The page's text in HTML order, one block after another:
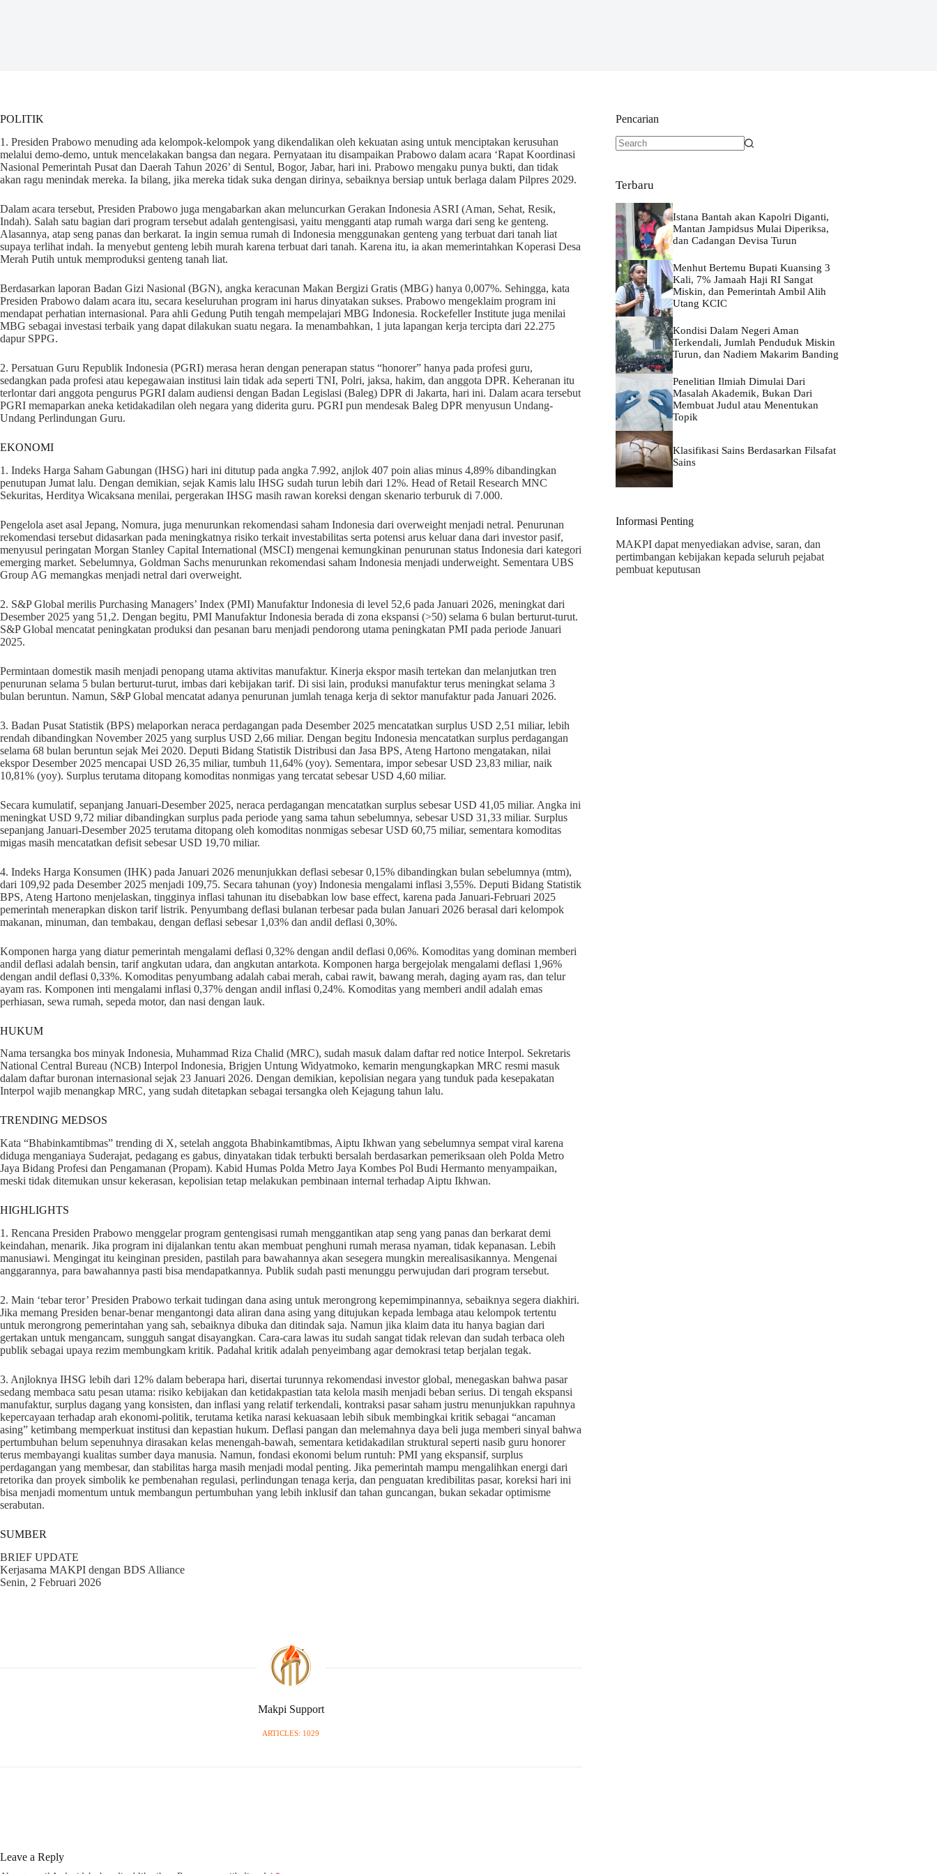
POLITIK
1. Presiden Prabowo menuding ada kelompok-kelompok yang dikendalikan oleh kekuatan asing untuk menciptakan kerusuhan
melalui demo-demo, untuk mencelakakan bangsa dan negara. Pernyataan itu disampaikan Prabowo dalam acara ‘Rapat Koordinasi
Nasional Pemerintah Pusat dan Daerah Tahun 2026’ di Sentul, Bogor, Jabar, hari ini. Prabowo mengaku punya bukti, dan tidak
akan ragu menindak mereka. Ia bilang, jika mereka tidak suka dengan dirinya, sebaiknya bersiap untuk berlaga dalam Pilpres 2029.
Dalam acara tersebut, Presiden Prabowo juga mengabarkan akan meluncurkan Gerakan Indonesia ASRI (Aman, Sehat, Resik,
Indah). Salah satu bagian dari program tersebut adalah gentengisasi, yaitu mengganti atap rumah warga dari seng ke genteng.
Alasannya, atap seng panas dan berkarat. Ia ingin semua rumah di Indonesia menggunakan genteng yang terbuat dari tanah liat
supaya terlihat indah. Ia menyebut genteng lebih murah karena terbuat dari tanah. Karena itu, ia akan memerintahkan Koperasi Desa
Merah Putih untuk memproduksi genteng tanah liat.
Berdasarkan laporan Badan Gizi Nasional (BGN), angka keracunan Makan Bergizi Gratis (MBG) hanya 0,007%. Sehingga, kata
Presiden Prabowo dalam acara itu, secara keseluruhan program ini harus dinyatakan sukses. Prabowo mengeklaim program ini
mendapat perhatian internasional. Para ahli Gedung Putih tengah mempelajari MBG Indonesia. Rockefeller Institute juga menilai
MBG sebagai investasi terbaik yang dapat dilakukan suatu negara. Ia menambahkan, 1 juta lapangan kerja tercipta dari 22.275
dapur SPPG.
2. Persatuan Guru Republik Indonesia (PGRI) merasa heran dengan penerapan status “honorer” hanya pada profesi guru,
sedangkan pada profesi atau kepegawaian institusi lain tidak ada seperti TNI, Polri, jaksa, hakim, dan anggota DPR. Keheranan itu
terlontar dari anggota pengurus PGRI dalam audiensi dengan Badan Legislasi (Baleg) DPR di Jakarta, hari ini. Dalam acara tersebut
PGRI memaparkan aneka ketidakadilan oleh negara yang diderita guru. PGRI pun mendesak Baleg DPR menyusun Undang-
Undang Perlindungan Guru.
EKONOMI
1. Indeks Harga Saham Gabungan (IHSG) hari ini ditutup pada angka 7.992, anjlok 407 poin alias minus 4,89% dibandingkan
penutupan Jumat lalu. Dengan demikian, sejak Kamis lalu IHSG sudah turun lebih dari 12%. Head of Retail Research MNC
Sekuritas, Herditya Wicaksana menilai, pergerakan IHSG masih rawan koreksi dengan skenario terburuk di 7.000.
Pengelola aset asal Jepang, Nomura, juga menurunkan rekomendasi saham Indonesia dari overweight menjadi netral. Penurunan
rekomendasi tersebut didasarkan pada meningkatnya risiko terkait investabilitas serta potensi arus keluar dana dari investor pasif,
menyusul peringatan Morgan Stanley Capital International (MSCI) mengenai kemungkinan penurunan status Indonesia dari kategori
emerging market. Sebelumnya, Goldman Sachs menurunkan rekomendasi saham Indonesia menjadi underweight. Sementara UBS
Group AG memangkas menjadi netral dari overweight.
2. S&P Global merilis Purchasing Managers’ Index (PMI) Manufaktur Indonesia di level 52,6 pada Januari 2026, meningkat dari
Desember 2025 yang 51,2. Dengan begitu, PMI Manufaktur Indonesia berada di zona ekspansi (>50) selama 6 bulan berturut-turut.
S&P Global mencatat peningkatan produksi dan pesanan baru menjadi pendorong utama peningkatan PMI pada periode Januari
2025.
Permintaan domestik masih menjadi penopang utama aktivitas manufaktur. Kinerja ekspor masih tertekan dan melanjutkan tren
penurunan selama 5 bulan berturut-turut, imbas dari kebijakan tarif. Di sisi lain, produksi manufaktur terus meningkat selama 3
bulan beruntun. Namun, S&P Global mencatat adanya penurunan jumlah tenaga kerja di sektor manufaktur pada Januari 2026.
3. Badan Pusat Statistik (BPS) melaporkan neraca perdagangan pada Desember 2025 mencatatkan surplus USD 2,51 miliar, lebih
rendah dibandingkan November 2025 yang surplus USD 2,66 miliar. Dengan begitu Indonesia mencatatkan surplus perdagangan
selama 68 bulan beruntun sejak Mei 2020. Deputi Bidang Statistik Distribusi dan Jasa BPS, Ateng Hartono mengatakan, nilai
ekspor Desember 2025 mencapai USD 26,35 miliar, tumbuh 11,64% (yoy). Sementara, impor sebesar USD 23,83 miliar, naik
10,81% (yoy). Surplus terutama ditopang komoditas nonmigas yang tercatat sebesar USD 4,60 miliar.
Secara kumulatif, sepanjang Januari-Desember 2025, neraca perdagangan mencatatkan surplus sebesar USD 41,05 miliar. Angka ini
meningkat USD 9,72 miliar dibandingkan surplus pada periode yang sama tahun sebelumnya, sebesar USD 31,33 miliar. Surplus
sepanjang Januari-Desember 2025 terutama ditopang oleh komoditas nonmigas sebesar USD 60,75 miliar, sementara komoditas
migas masih mencatatkan defisit sebesar USD 19,70 miliar.
4. Indeks Harga Konsumen (IHK) pada Januari 2026 menunjukkan deflasi sebesar 0,15% dibandingkan bulan sebelumnya (mtm),
dari 109,92 pada Desember 2025 menjadi 109,75. Secara tahunan (yoy) Indonesia mengalami inflasi 3,55%. Deputi Bidang Statistik
BPS, Ateng Hartono menjelaskan, tingginya inflasi tahunan itu disebabkan low base effect, karena pada Januari-Februari 2025
pemerintah menerapkan diskon tarif listrik. Penyumbang deflasi bulanan terbesar pada bulan Januari 2026 berasal dari kelompok
makanan, minuman, dan tembakau, dengan deflasi sebesar 1,03% dan andil deflasi 0,30%.
Komponen harga yang diatur pemerintah mengalami deflasi 0,32% dengan andil deflasi 0,06%. Komoditas yang dominan memberi
andil deflasi adalah bensin, tarif angkutan udara, dan angkutan antarkota. Komponen harga bergejolak mengalami deflasi 1,96%
dengan andil deflasi 0,33%. Komoditas penyumbang adalah cabai merah, cabai rawit, bawang merah, daging ayam ras, dan telur
ayam ras. Komponen inti mengalami inflasi 0,37% dengan andil inflasi 0,24%. Komoditas yang memberi andil adalah emas
perhiasan, sewa rumah, sepeda motor, dan nasi dengan lauk.
HUKUM
Nama tersangka bos minyak Indonesia, Muhammad Riza Chalid (MRC), sudah masuk dalam daftar red notice Interpol. Sekretaris
National Central Bureau (NCB) Interpol Indonesia, Brigjen Untung Widyatmoko, kemarin mengungkapkan MRC resmi masuk
dalam daftar buronan internasional sejak 23 Januari 2026. Dengan demikian, kepolisian negara yang tunduk pada kesepakatan
Interpol wajib menangkap MRC, yang sudah ditetapkan sebagai tersangka oleh Kejagung tahun lalu.
TRENDING MEDSOS
Kata “Bhabinkamtibmas” trending di X, setelah anggota Bhabinkamtibmas, Aiptu Ikhwan yang sebelumnya sempat viral karena
diduga menganiaya Suderajat, pedagang es gabus, dinyatakan tidak terbukti bersalah berdasarkan pemeriksaan oleh Polda Metro
Jaya Bidang Profesi dan Pengamanan (Propam). Kabid Humas Polda Metro Jaya Kombes Pol Budi Hermanto menyampaikan,
meski tidak ditemukan unsur kekerasan, kepolisian tetap melakukan pembinaan internal terhadap Aiptu Ikhwan.
HIGHLIGHTS
1. Rencana Presiden Prabowo menggelar program gentengisasi rumah menggantikan atap seng yang panas dan berkarat demi
keindahan, menarik. Jika program ini dijalankan tentu akan membuat penghuni rumah merasa nyaman, tidak kepanasan. Lebih
manusiawi. Mengingat itu keinginan presiden, pastilah para bawahannya akan sesegera mungkin merealisasikannya. Mengenai
anggarannya, para bawahannya pasti bisa mendapatkannya. Publik sudah pasti menunggu perwujudan dari program tersebut.
2. Main ‘tebar teror’ Presiden Prabowo terkait tudingan dana asing untuk merongrong kepemimpinannya, sebaiknya segera diakhiri.
Jika memang Presiden benar-benar mengantongi data aliran dana asing yang ditujukan kepada lembaga atau kelompok tertentu
untuk merongrong pemerintahan yang sah, sebaiknya dibuka dan ditindak saja. Namun jika klaim data itu hanya bagian dari
gertakan untuk mengancam, sungguh sangat disayangkan. Cara-cara lawas itu sudah sangat tidak relevan dan sudah terbaca oleh
publik sebagai upaya rezim membungkam kritik. Padahal kritik adalah penyeimbang agar demokrasi tetap berjalan tegak.
3. Anjloknya IHSG lebih dari 12% dalam beberapa hari, disertai turunnya rekomendasi investor global, menegaskan bahwa pasar
sedang membaca satu pesan utama: risiko kebijakan dan ketidakpastian tata kelola masih menjadi beban serius. Di tengah ekspansi
manufaktur, surplus dagang yang konsisten, dan inflasi yang relatif terkendali, kontraksi pasar saham justru menunjukkan rapuhnya
kepercayaan terhadap arah ekonomi-politik, terutama ketika narasi kekuasaan lebih sibuk membingkai kritik sebagai “ancaman
asing” ketimbang memperkuat institusi dan kepastian hukum. Deflasi pangan dan melemahnya daya beli juga memberi sinyal bahwa
pertumbuhan belum sepenuhnya dirasakan kelas menengah-bawah, sementara ketidakadilan struktural seperti nasib guru honorer
terus membayangi kualitas sumber daya manusia. Namun, fondasi ekonomi belum runtuh: PMI yang ekspansif, surplus
perdagangan yang membesar, dan stabilitas harga masih menjadi modal penting. Jika pemerintah mampu mengalihkan energi dari
retorika dan proyek simbolik ke pembenahan regulasi, perlindungan tenaga kerja, dan penguatan kredibilitas pasar, koreksi hari ini
bisa menjadi momentum untuk membangun pertumbuhan yang lebih inklusif dan tahan guncangan, bukan sekadar optimisme
serabutan.
SUMBER
BRIEF UPDATE
Kerjasama MAKPI dengan BDS Alliance
Senin, 2 Februari 2026
Makpi Support
ARTICLES: 1029
Pencarian
Terbaru
Istana Bantah akan Kapolri Diganti,
Mantan Jampidsus Mulai Diperiksa,
dan Cadangan Devisa Turun
Menhut Bertemu Bupati Kuansing 3
Kali, 7% Jamaah Haji RI Sangat
Miskin, dan Pemerintah Ambil Alih
Utang KCIC
Kondisi Dalam Negeri Aman
Terkendali, Jumlah Penduduk Miskin
Turun, dan Nadiem Makarim Banding
Penelitian Ilmiah Dimulai Dari
Masalah Akademik, Bukan Dari
Membuat Judul atau Menentukan
Topik
Klasifikasi Sains Berdasarkan Filsafat
Sains
Informasi Penting
MAKPI dapat menyediakan advise, saran, dan
pertimbangan kebijakan kepada seluruh pejabat
pembuat keputusan
Leave a Reply